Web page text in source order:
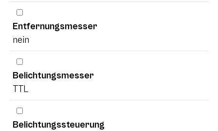
Entfernungsmesser
nein
Belichtungsmesser
TTL
Belichtungssteuerung